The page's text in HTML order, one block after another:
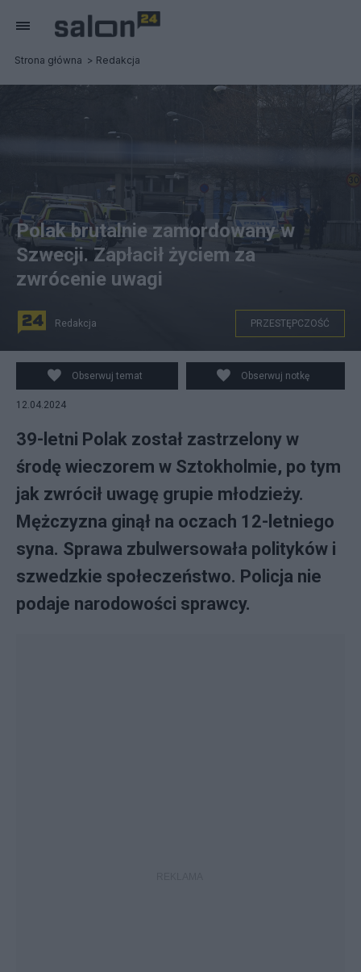
Strona główna Redakcja
Polak zamordowany w Szwecji. Fot. EPA/OSCAR
OLSSON SWEDEN OUT
Polak brutalnie zamordowany w
Szwecji. Zapłacił życiem za
zwrócenie uwagi
Redakcja PRZESTĘPCZOŚĆ
Obserwuj temat Obserwuj notkę
12.04.2024
39-letni Polak został zastrzelony w
środę wieczorem w Sztokholmie, po tym
jak zwrócił uwagę grupie młodzieży.
Mężczyzna ginął na oczach 12-letniego
syna. Sprawa zbulwersowała polityków i
szwedzkie społeczeństwo. Policja nie
podaje narodowości sprawcy.